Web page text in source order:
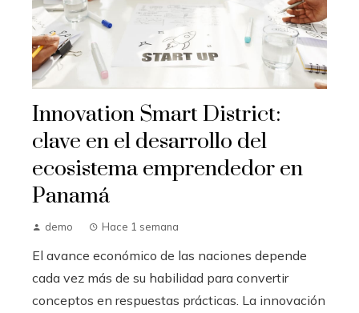
Innovation Smart District:
clave en el desarrollo del
ecosistema emprendedor en
Panamá
demo Hace 1 semana
El avance económico de las naciones depende
cada vez más de su habilidad para convertir
conceptos en respuestas prácticas. La innovación